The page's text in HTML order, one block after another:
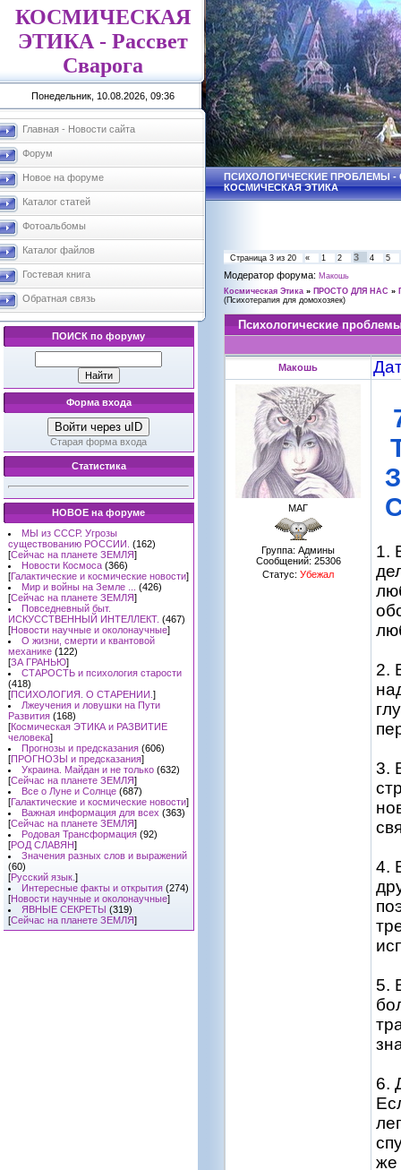
КОСМИЧЕСКАЯ
ЭТИКА - Рассвет
Сварога
Понедельник, 10.08.2026, 09:36
Главная - Новости сайта
Форум
Новое на форуме
Каталог статей
Фотоальбомы
Каталог файлов
Гостевая книга
Обратная связь
ПОИСК по форуму
Форма входа
Войти через uID
Старая форма входа
Статистика
НОВОЕ на форуме
МЫ из СССР. Угрозы
существованию РОССИИ. (162)
[Сейчас на планете ЗЕМЛЯ]
Новости Космоса (366)
[Галактические и космические новости]
Мир и войны на Земле ...
(426)
[Сейчас на планете ЗЕМЛЯ]
Повседневный быт.
ИСКУССТВЕННЫЙ ИНТЕЛЛЕКТ. (467)
[Новости научные и околонаучные]
О жизни, смерти и квантовой
механике (122)
[ЗА ГРАНЬЮ]
СТАРОСТЬ и психология старости
(418)
[ПСИХОЛОГИЯ. О СТАРЕНИИ. ]
Лжеучения и ловушки на Пути
Развития (168)
[Космическая ЭТИКА и РАЗВИТИЕ
человека]
Прогнозы и предсказания (606)
[ПРОГНОЗЫ и предсказания]
Украина. Майдан и не только (632)
[Сейчас на планете ЗЕМЛЯ]
Все о Луне и Солнце (687)
[Галактические и космические новости]
Важная информация для всех (363)
[Сейчас на планете ЗЕМЛЯ]
Родовая Трансформация (92)
[РОД СЛАВЯН]
Значения разных слов и выражений
(60)
[Русский язык. ]
Интересные факты и открытия (274)
[Новости научные и околонаучные]
ЯВНЫЕ СЕКРЕТЫ (319)
[Сейчас на планете ЗЕМЛЯ]
ПСИХОЛОГИЧЕСКИЕ ПРОБЛЕМЫ -
КОСМИЧЕСКАЯ ЭТИКА
Страница 3 из 20 « 1 2 3 4 5
Модератор форума: Макошь
Космическая Этика » ПРОСТО ДЛЯ НАС »
(Психотерапия для домохозяек)
Психологические
Макошь
МАГ
Группа: Админы
Сообщений: 25306
Статус: Убежал
1.
2.
3.
4.
5.
6.
же